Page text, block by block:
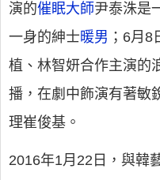
演的催眠大師尹泰洙是
一身的紳士暖男 ；6月
植、林智妍合作主演的
播，在劇中飾演有著敏
理崔俊基。
2016年1月22日，與韓